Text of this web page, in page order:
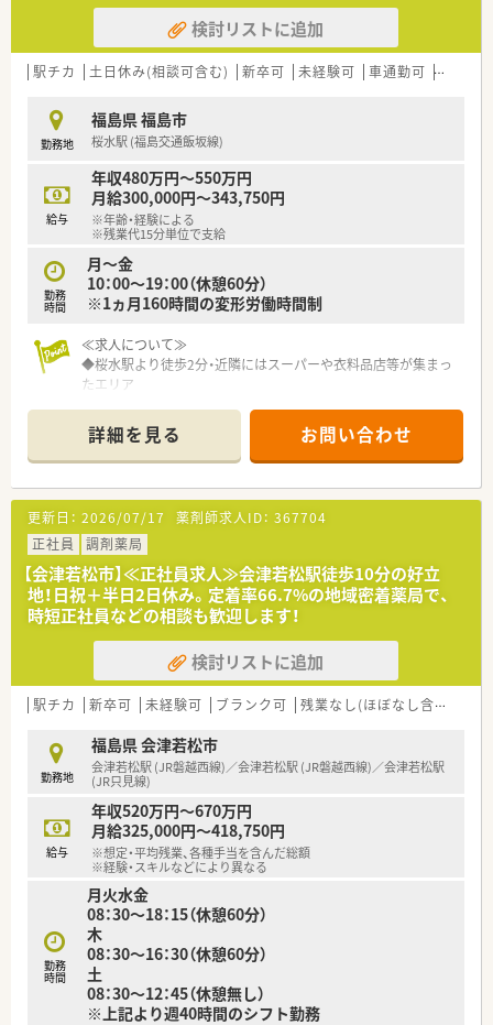
【法人特徴について】
■福島県内に3店舗の調剤薬局を展開し、地域住民の健康を支え
るかかりつけ薬局を目指しています。
入れ、地域医療に貢献しています。
■経営層も薬剤師のため現場への理解が深く、社員の意見やアイ
デアを尊重する風通しの良い社風です。
検討リストに追加
駅チカ 土日休み(相談可含む) 新卒可 未経験可 車通勤可 教育制
勤務地
福島県 福島市
桜水駅 (福島交通飯坂線)
給与
年収480万円～550万円
月給300,000円～343,750円
※年齢・経験による
※残業代15分単位で支給
勤務
時間
月～金
10：00～19：00（休憩60分）
※1ヵ月160時間の変形労働時間制
≪求人について≫
◆桜水駅より徒歩2分・近隣にはスーパーや衣料品店等が集まっ
たエリア
務していただきます♪
◆福島市内に複数店舗展開あり！地域の
【教育体制・キャリアアップについて】
◆1年目～20年目まで職能別・階層別の研修制度あり！
◆職能別研修では新卒1年目～5年目を対象としたスキルアップ
セミナーを実施
◆階層別研修では新人から一般レベル、副店長、管理者、店長、バ
イヤーと各階層ごとの研修を実施
◆調剤とOTCに分野別けした各種講座をe-Learningで学べる
◆研修認定薬剤師や実務実習指導薬剤師といった資格取得支援
もございます
＼企業について／
■1960年の創業以来「お客様第一主義」の信念のもと、現在は東
点）。
門前薬局という役割ではなく地域の生活者医療を担う存在とし
て成長し続けています。
■業界平均の店舗面積より2～5倍の店舗面積があり、その分調
剤室もその分広くなっており衛生的な環境を保っています。
■1店舗当たりの平均売上高が業界ナンバー１となっています。
医薬品の品目数は総合病院並みの1,500～3,000種類
■投薬スペースにはプライバシー配慮の個別ブースも設置して
おり、座り投薬を実施するケースもあります。
■薬物治療を主とする薬局機能、健康相談・予防医療のヘルスサ
ポート、日常生活を支える買物拠点。
この3つを軸に「最も身近なヘルスケアセンター」として地域の
生活者医療を担い続けています。
詳細を見る お問い合わせ
更新日： 2026/07/17 薬剤師求人ID： 367704
正社員
調剤薬局
【会津若松市】≪正社員求人≫会津若松駅徒歩10分の好立
地！日祝＋半日2日休み。定着率66.7%の地域密着薬局で、
時短正社員などの相談も歓迎します！
検討リストに追加
駅チカ 新卒可 未経験可 ブランク可 残業なし(ほぼなし含む)
勤務地
福島県 会津若松市
会津若松駅 (JR磐越西線)／会津若松駅 (JR磐越西線)／会津若松駅
(JR只見線)
給与
年収520万円～670万円
月給325,000円～418,750円
※想定・平均残業、各種手当を含んだ総額
※経験・スキルなどにより異なる
勤務
時間
月火水金
08：30～18：15（休憩60分）
木
08：30～16：30（休憩60分）
土
08：30～12：45（休憩無し）
※上記より週40時間のシフト勤務